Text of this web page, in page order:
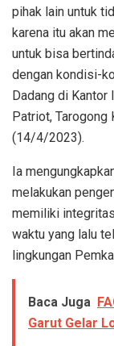
pihak lain untuk
karena itu akan
untuk bisa
dengan kondisi-
Dadang di Kantor
Patriot, Tarogong
(14/4/2023).
Ia
melakukan
memiliki
waktu yang lalu
lingkungan
Baca Juga
Garut Gelar